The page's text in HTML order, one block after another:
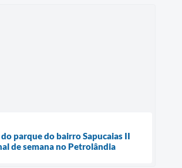
parque do bairro Sapucaias II
de semana no Petrolândia